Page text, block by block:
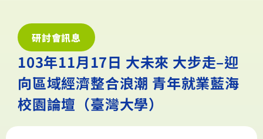
研討會訊息
103年11月17日 大未來 大步走–迎
向區域經濟整合浪潮 青年就業藍海
校園論壇（臺灣大學）